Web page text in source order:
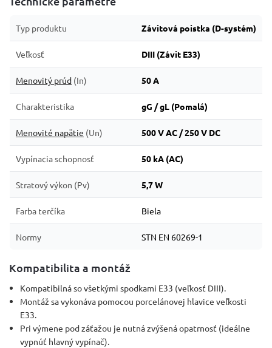
Typ produktu Závitová poistka (D-systém)
Veľkosť DIII (Závit E33)
Menovitý prúd (In) 50 A
Charakteristika gG / gL (Pomalá)
Menovité napätie (Un) 500 V AC / 250 V DC
Vypínacia schopnosť 50 kA (AC)
Stratový výkon (Pv) 5,7 W
Farba terčíka Biela
Normy STN EN 60269-1
Kompatibilita a montáž
Kompatibilná so všetkými spodkami E33 (veľkosť DIII).
Montáž sa vykonáva pomocou porcelánovej hlavice veľkosti
E33.
Pri výmene pod záťažou je nutná zvýšená opatrnosť (ideálne
vypnúť hlavný vypínač).